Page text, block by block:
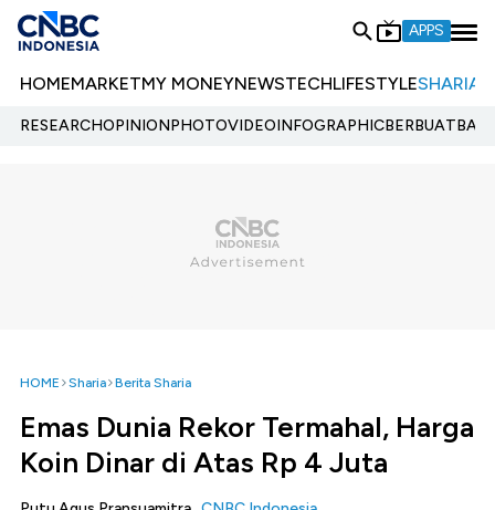
APPS
HOMEMARKETMY MONEYNEWSTECHLIFESTYLESHARIA
RESEARCHOPINIONPHOTOVIDEOINFOGRAPHIC
HOME Sharia Berita Sharia
Emas Dunia Rekor Termahal, Harga
Koin Dinar di Atas Rp 4 Juta